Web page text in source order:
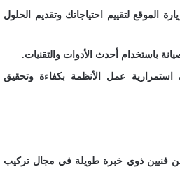
الموقع لتقييم احتياجاتك وتقديم الحلول
باستخدام أحدث الأدوات والتقنيات.
استمرارية عمل الأنظمة بكفاءة وتحقيق
ذوي خبرة طويلة في مجال تركيب